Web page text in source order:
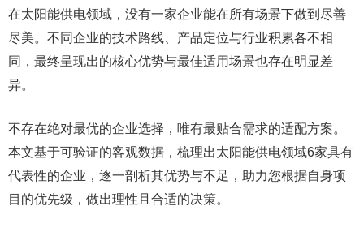
在太阳能供电领域，没有一家企业能在所有场景下做到尽善
尽美。不同企业的技术路线、产品定位与行业积累各不相
同，最终呈现出的核心优势与最佳适用场景也存在明显差
异。
不存在绝对最优的企业选择，唯有最贴合需求的适配方案。
本文基于可验证的客观数据，梳理出太阳能供电领域6家具有
代表性的企业，逐一剖析其优势与不足，助力您根据自身项
目的优先级，做出理性且合适的决策。